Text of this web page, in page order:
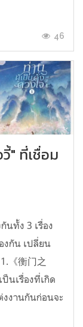
46
" ที่เชื่อม
นทั้ง 3 เรื่อง
งกัน เปลี่ยน
《衡门之
นเรื่องที่เกิด
งงานกันก่อนจะ